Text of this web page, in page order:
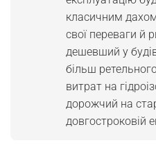
класичним
свої переваги й
дешевший у
більш
витрат на
дорожчий на
довгостроковій